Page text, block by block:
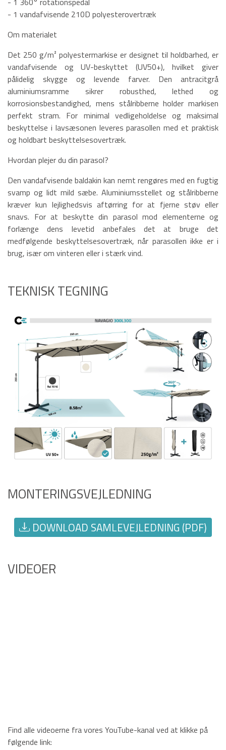
- 1 vandafvisende 210D polyesterovertræk
Om materialet
Det 250 g/m² polyestermarkise er designet til holdbarhed, er
vandafvisende og UV-beskyttet (UV50+), hvilket giver
pålidelig skygge og levende farver. Den antracitgrå
aluminiumsramme sikrer robusthed, lethed og
korrosionsbestandighed, mens stålribberne holder markisen
perfekt stram. For minimal vedligeholdelse og maksimal
beskyttelse i lavsæsonen leveres parasollen med et praktisk
og holdbart beskyttelsesovertræk.
Hvordan plejer du din parasol?
Den vandafvisende baldakin kan nemt rengøres med en fugtig
svamp og lidt mild sæbe. Aluminiumsstellet og stålribberne
kræver kun lejlighedsvis aftørring for at fjerne støv eller
snavs. For at beskytte din parasol mod elementerne og
forlænge dens levetid anbefales det at bruge det
medfølgende beskyttelsesovertræk, når parasollen ikke er i
brug, især om vinteren eller i stærk vind.
TEKNISK TEGNING
MONTERINGSVEJLEDNING
DOWNLOAD SAMLEVEJLEDNING (PDF)
VIDEOER
Find alle videoerne fra vores YouTube-kanal ved at klikke på
følgende link: